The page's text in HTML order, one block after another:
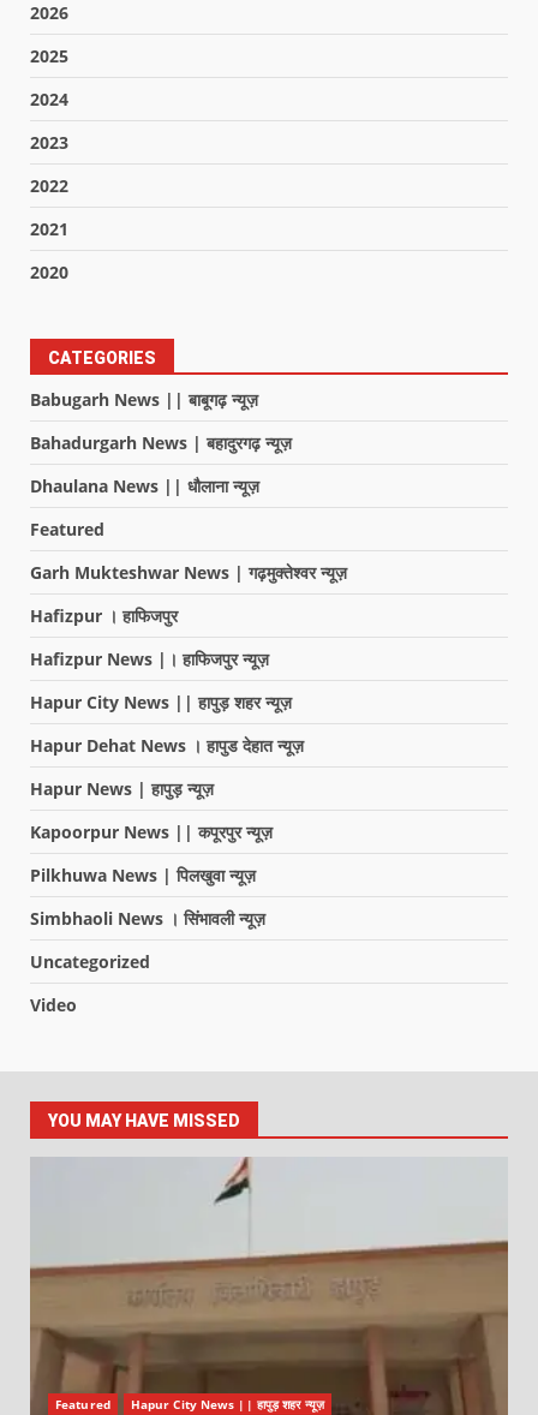
2026
2025
2024
2023
2022
2021
2020
CATEGORIES
Babugarh News || बाबूगढ़ न्यूज़
Bahadurgarh News | बहादुरगढ़ न्यूज़
Dhaulana News || धौलाना न्यूज़
Featured
Garh Mukteshwar News | गढ़मुक्तेश्वर न्यूज़
Hafizpur । हाफिजपुर
Hafizpur News |। हाफिजपुर न्यूज़
Hapur City News || हापुड़ शहर न्यूज़
Hapur Dehat News । हापुड देहात न्यूज़
Hapur News | हापुड़ न्यूज़
Kapoorpur News || कपूरपुर न्यूज़
Pilkhuwa News | पिलखुवा न्यूज़
Simbhaoli News । सिंभावली न्यूज़
Uncategorized
Video
YOU MAY HAVE MISSED
Featured Hapur City News || हापुड़ शहर न्यूज़